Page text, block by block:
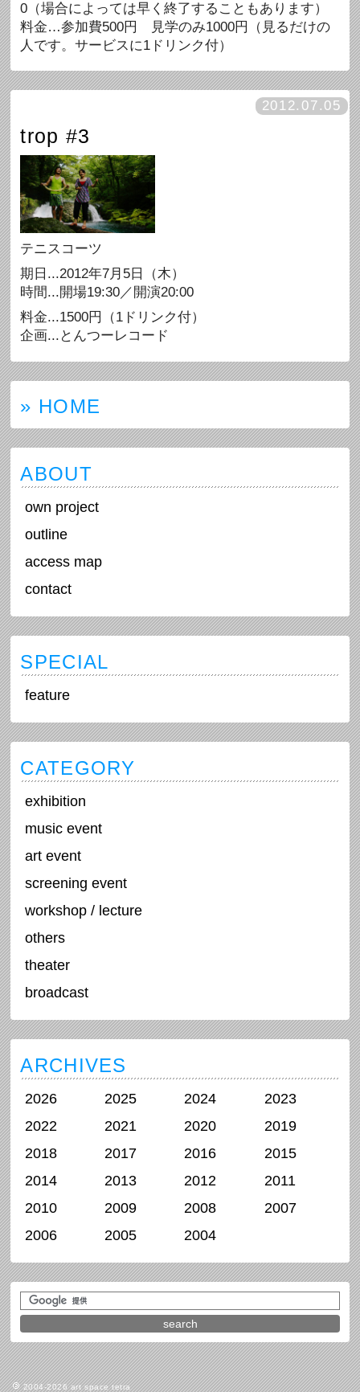
0（場合によっては早く終了することもあります）
料金…参加費500円 見学のみ1000円（見るだけの
人です。サービスに1ドリンク付）
2012.07.05
trop #3
テニスコーツ
期日...2012年7月5日（木）
時間...開場19:30／開演20:00
料金...1500円（1ドリンク付）
企画...とんつーレコード
» HOME
ABOUT
own project
outline
access map
contact
SPECIAL
feature
CATEGORY
exhibition
music event
art event
screening event
workshop / lecture
others
theater
broadcast
ARCHIVES
2026 2025 2024
2023
2022
2021 2020
2019
2018
2017 2016
2015
2014
2013 2012
2011
2010
2009 2008
2007
2006
2005 2004
2004-2026 art space tetra